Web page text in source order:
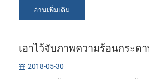
อ่านเพิ่มเติม
เอาไว้จับภาพความร้อนกระด
2018-05-30